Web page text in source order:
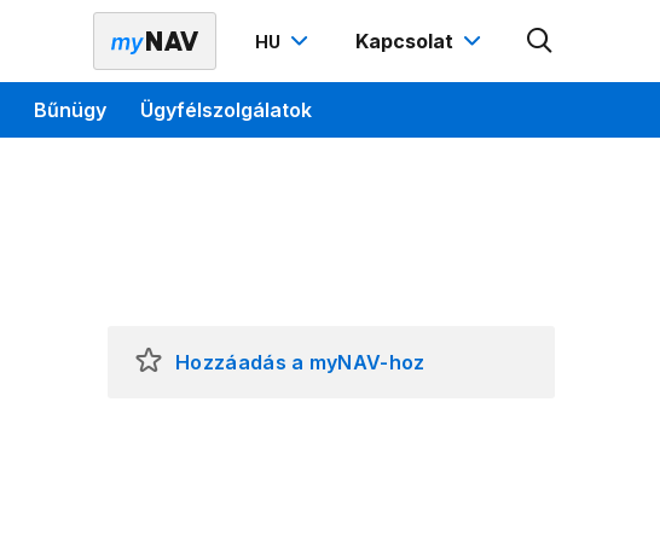
HU Kapcsolat
Bűnügy Ügyfélszolgálatok
Hozzáadás a myNAV-hoz